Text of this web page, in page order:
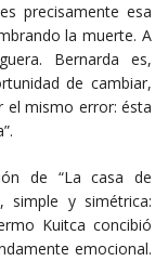
precisamente esa
la muerte. A
Bernarda es,
de cambiar,
el mismo error: ésta
de “La casa de
simple y simétrica:
Kuitca concibió
emocional.